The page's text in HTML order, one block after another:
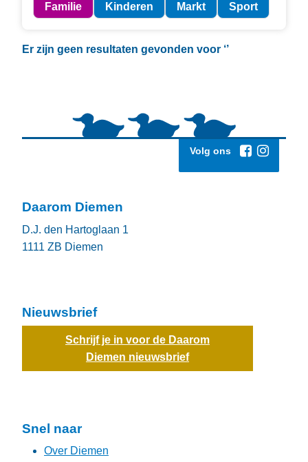
Familie Kinderen Markt Sport
Er zijn geen resultaten gevonden voor ‘’
Volg ons
Daarom Diemen
D.J. den Hartoglaan 1
1111 ZB Diemen
Nieuwsbrief
Schrijf je in voor de Daarom
Diemen nieuwsbrief
Snel naar
Over Diemen